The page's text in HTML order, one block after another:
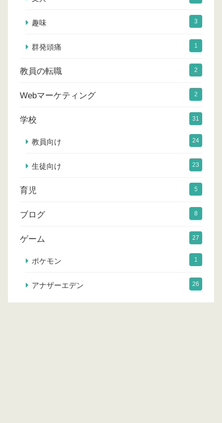
趣味 3
群発頭痛 1
教員の転職 2
Webマーケティング 2
学校 31
教員向け 24
生徒向け 23
育児 5
ブログ 8
ゲーム 27
ポケモン 1
アナザーエデン 26